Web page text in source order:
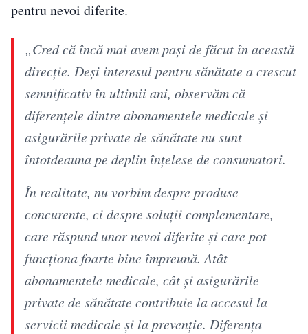
pentru nevoi diferite.
„Cred că încă mai avem pași de făcut în această
direcție. Deși interesul pentru sănătate a crescut
semnificativ în ultimii ani, observăm că
diferențele dintre abonamentele medicale și
asigurările private de sănătate nu sunt
întotdeauna pe deplin înțelese de consumatori.
În realitate, nu vorbim despre produse
concurente, ci despre soluții complementare,
care răspund unor nevoi diferite și care pot
funcționa foarte bine împreună. Atât
abonamentele medicale, cât și asigurările
private de sănătate contribuie la accesul la
servicii medicale și la prevenție. Diferența